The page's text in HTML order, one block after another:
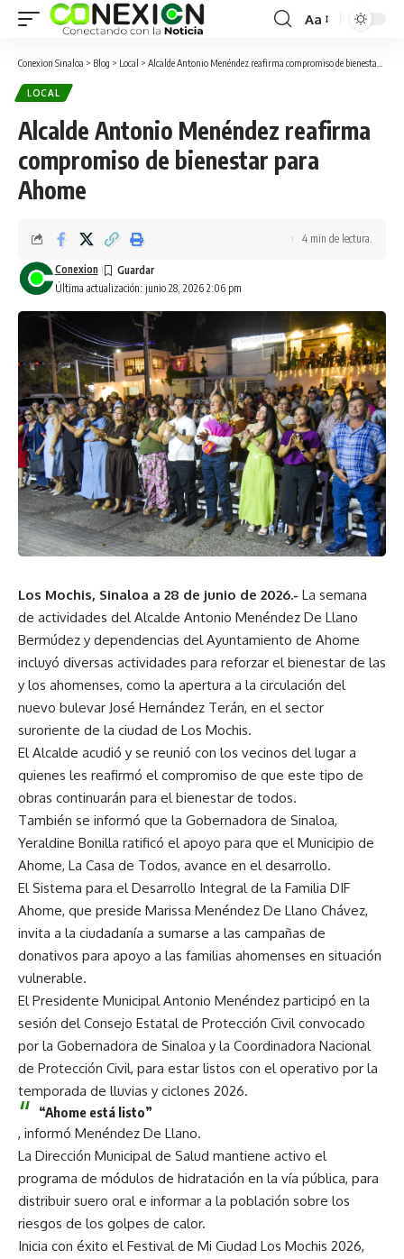
Aa
Conexion Sinaloa > Blog > Local > Alcalde Antonio Menéndez reafirma compromiso de bienestar para Ahome
LOCAL
Alcalde Antonio Menéndez reafirma
compromiso de bienestar para
Ahome
Última actualización: junio 28, 2026 2:06 pm
Conexion
4 min de lectura.
Los Mochis, Sinaloa a 28 de junio de 2026.- La semana
de actividades del Alcalde Antonio Menéndez De Llano
Bermúdez y dependencias del Ayuntamiento de Ahome
incluyó diversas actividades para reforzar el bienestar de las
y los ahomenses, como la apertura a la circulación del
nuevo bulevar José Hernández Terán, en el sector
suroriente de la ciudad de Los Mochis.
El Alcalde acudió y se reunió con los vecinos del lugar a
quienes les reafirmó el compromiso de que este tipo de
obras continuarán para el bienestar de todos.
También se informó que la Gobernadora de Sinaloa,
Yeraldine Bonilla ratificó el apoyo para que el Municipio de
Ahome, La Casa de Todos, avance en el desarrollo.
El Sistema para el Desarrollo Integral de la Familia DIF
Ahome, que preside Marissa Menéndez De Llano Chávez,
invita a la ciudadanía a sumarse a las campañas de
donativos para apoyo a las familias ahomenses en situación
vulnerable.
El Presidente Municipal Antonio Menéndez participó en la
sesión del Consejo Estatal de Protección Civil convocado
por la Gobernadora de Sinaloa y la Coordinadora Nacional
de Protección Civil, para estar listos con el operativo por la
temporada de lluvias y ciclones 2026.
“Ahome está listo”
, informó Menéndez De Llano.
La Dirección Municipal de Salud mantiene activo el
programa de módulos de hidratación en la vía pública, para
distribuir suero oral e informar a la población sobre los
riesgos de los golpes de calor.
Inicia con éxito el Festival de Mi Ciudad Los Mochis 2026,